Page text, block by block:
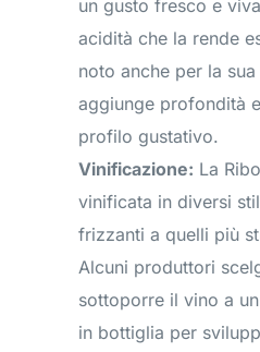
un gusto fresco e
acidità che la rende
noto anche per la
aggiunge profondità
profilo gustativo.
Vinificazione: La
vinificata in diversi
frizzanti a quelli più
Alcuni produttori
sottoporre il vino a
in bottiglia per